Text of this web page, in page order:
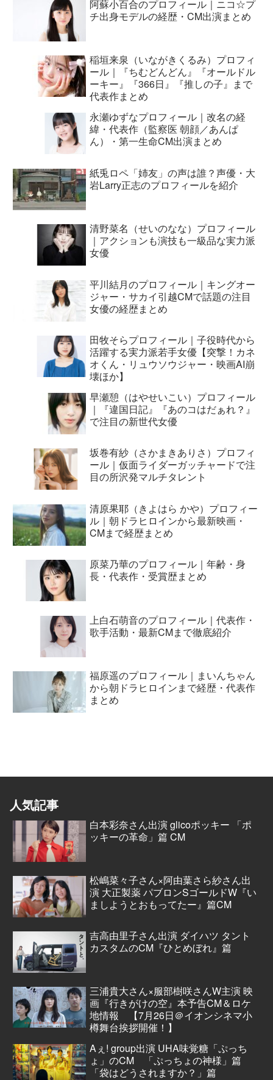
阿蘇小百合のプロフィール｜ニコ☆プ
チ出身モデルの経歴・CM出演まとめ
稲垣来泉（いながきくるみ）プロフィ
ール｜『ちむどんどん』『オールドル
ーキー』『366日』『推しの子』まで
代表作まとめ
永瀬ゆずなプロフィール｜改名の経
緯・代表作（監察医 朝顔／あんぱ
ん）・第一生命CM出演まとめ
紙兎ロペ「姉友」の声は誰？声優・大
岩Larry正志のプロフィールを紹介
清野菜名（せいのなな）プロフィール
｜アクションも演技も一級品な実力派
女優
平川結月のプロフィール｜キングオー
ジャー・サカイ引越CMで話題の注目
女優の経歴まとめ
田牧そらプロフィール｜子役時代から
活躍する実力派若手女優【突撃！カネ
オくん・リュウソウジャー・映画AI崩
壊ほか】
早瀬憩（はやせいこい）プロフィール
｜『違国日記』『あのコはだぁれ？』
で注目の新世代女優
坂巻有紗（さかまきありさ）プロフィ
ール｜仮面ライダーガッチャードで注
目の所沢発マルチタレント
清原果耶（きよはら かや）プロフィー
ル｜朝ドラヒロインから最新映画・
CMまで経歴まとめ
原菜乃華のプロフィール｜年齢・身
長・代表作・受賞歴まとめ
上白石萌音のプロフィール｜代表作・
歌手活動・最新CMまで徹底紹介
福原遥のプロフィール｜まいんちゃん
から朝ドラヒロインまで経歴・代表作
まとめ
人気記事
白本彩奈さん出演 glicoポッキー 「ポ
ッキーの革命」篇 CM
松嶋菜々子さん×阿由葉さら紗さん出
演 大正製薬 パブロンSゴールドW『い
ましようとおもってたー』篇CM
吉高由里子さん出演 ダイハツ タント
カスタムのCM『ひとめぼれ』篇
三浦貴大さん×服部樹咲さんW主演 映
画『行きがけの空』本予告CM＆ロケ
地情報 【7月26日＠イオンシネマ小
樽舞台挨拶開催！】
Aぇ! group出演 UHA味覚糖「ぷっち
ょ」のCM 「ぷっちょの神様」篇
「袋はどうされますか？」篇